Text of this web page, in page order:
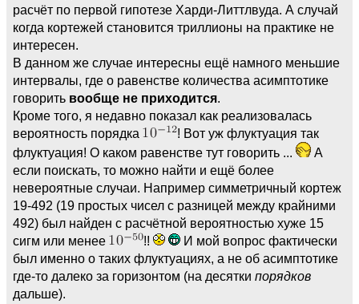
расчёт по первой гипотезе Харди-Литтлвуда. А случай
когда кортежей становится триллионы на практике не
интересен.
В данном же случае интересны ещё намного меньшие
интервалы, где о равенстве количества асимптотике
говорить вообще не приходится.
Кроме того, я недавно показал как реализовалась
вероятность порядка
! Вот уж флуктуация так
флуктуация! О каком равенстве тут говорить ...
А
если поискать, то можно найти и ещё более
невероятные случаи. Например симметричный кортеж
19-492 (19 простых чисел с разницей между крайними
492) был найден с расчётной вероятностью хуже 15
сигм или менее
!!
И мой вопрос фактически
был именно о таких флуктуациях, а не об асимптотике
где-то далеко за горизонтом (на десятки порядков
дальше).